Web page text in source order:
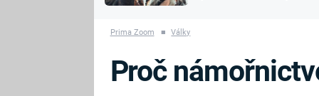
BRITSKÁ
Prima Zoom ■ Války
Proč